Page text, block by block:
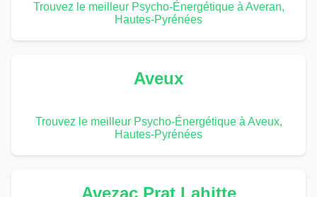
Trouvez le meilleur Psycho-Énergétique à Averan,
Hautes-Pyrénées
Aveux
Trouvez le meilleur Psycho-Énergétique à Aveux,
Hautes-Pyrénées